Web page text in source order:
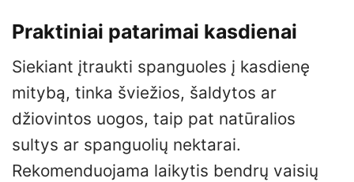
Praktiniai patarimai kasdienai
Siekiant įtraukti spanguoles į kasdienę
mitybą, tinka šviežios, šaldytos ar
džiovintos uogos, taip pat natūralios
sultys ar spanguolių nektarai.
Rekomenduojama laikytis bendrų vaisių